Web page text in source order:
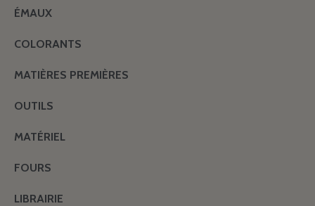
ÉMAUX
COLORANTS
MATIÈRES PREMIÈRES
OUTILS
MATÉRIEL
FOURS
LIBRAIRIE